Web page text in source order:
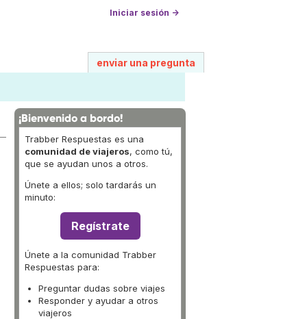
Iniciar sesión →
enviar una pregunta
¡Bienvenido a bordo!
Trabber Respuestas es una
comunidad de viajeros, como tú,
que se ayudan unos a otros.
Únete a ellos; solo tardarás un
minuto:
Regístrate
Únete a la comunidad Trabber
Respuestas para:
Preguntar dudas sobre viajes
Responder y ayudar a otros
viajeros